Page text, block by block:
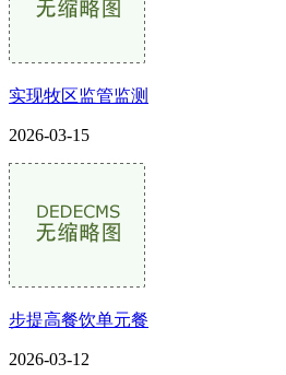
实现牧区监管监测
2026-03-15
步提高餐饮单元餐
2026-03-12